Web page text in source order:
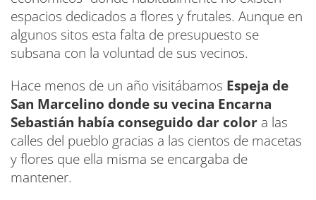
espacios dedicados a flores y frutales. Aunque en
algunos sitos esta falta de presupuesto se
subsana con la voluntad de sus vecinos.
Hace menos de un año visitábamos Espeja de
San Marcelino donde su vecina Encarna
Sebastián había conseguido dar color a las
calles del pueblo gracias a las cientos de macetas
y flores que ella misma se encargaba de
mantener.